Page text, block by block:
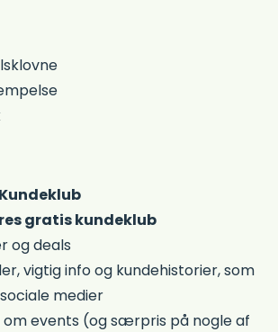
gratis kundeklub
og deals
vigtig info og kundehistorier, som
medier
om events (og særpris på nogle af